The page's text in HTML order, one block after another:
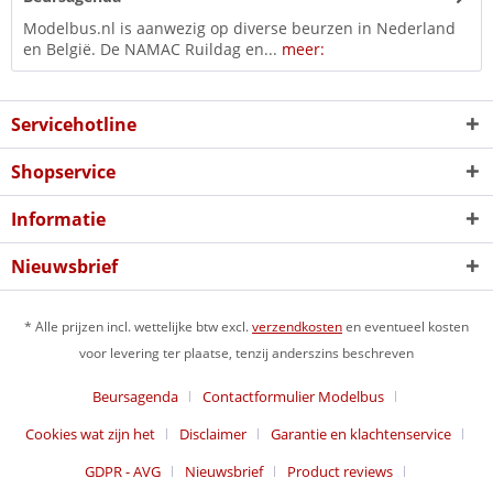
Modelbus.nl is aanwezig op diverse beurzen in Nederland
en België. De NAMAC Ruildag en... meer:
Servicehotline
Shopservice
Informatie
Nieuwsbrief
* Alle prijzen incl. wettelijke btw excl.verzendkostenen eventueel kosten
voor levering ter plaatse, tenzij anderszins beschreven
Beursagenda
Contactformulier Modelbus
Cookies wat zijn het
Disclaimer
Garantie en klachtenservice
GDPR - AVG
Nieuwsbrief
Product reviews